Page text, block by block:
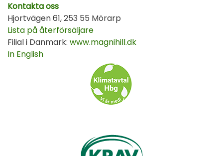
Kontakta oss
Hjortvägen 61, 253 55 Mörarp
Lista på återförsäljare
Filial i Danmark: www.magnihill.dk
In English